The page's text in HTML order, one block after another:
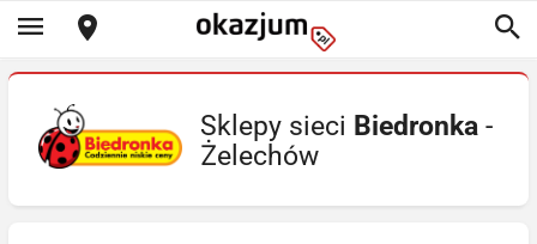
Sklepy sieci Biedronka -
Żelechów